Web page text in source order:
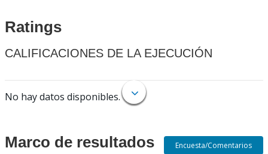
Ratings
CALIFICACIONES DE LA EJECUCIÓN
No hay datos disponibles.
Marco de resultados Encuesta/Comentarios